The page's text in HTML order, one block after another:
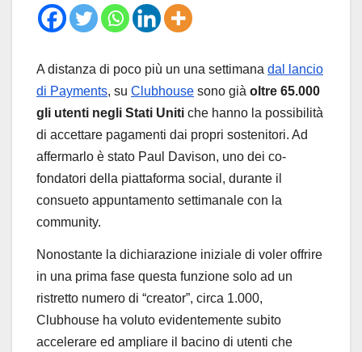
A distanza di poco più un una settimana dal lancio
di Payments, su Clubhouse sono già oltre 65.000
gli utenti negli Stati Uniti che hanno la possibilità
di accettare pagamenti dai propri sostenitori. Ad
affermarlo è stato Paul Davison, uno dei co-
fondatori della piattaforma social, durante il
consueto appuntamento settimanale con la
community.
Nonostante la dichiarazione iniziale di voler offrire
in una prima fase questa funzione solo ad un
ristretto numero di “creator”, circa 1.000,
Clubhouse ha voluto evidentemente subito
accelerare ed ampliare il bacino di utenti che